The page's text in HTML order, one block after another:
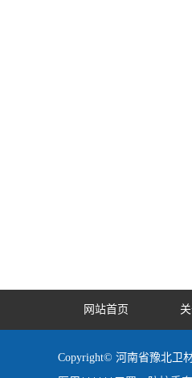
网站首页
Copyright© 河南省豫北卫